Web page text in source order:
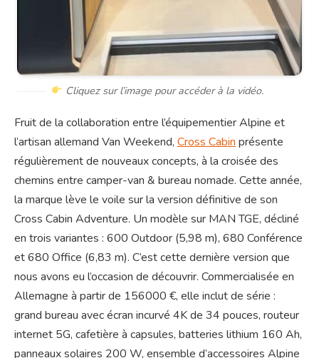
Cliquez sur l’image pour accéder à la vidéo.
Fruit de la collaboration entre l’équipementier Alpine et
l’artisan allemand Van Weekend, Cross Cabin présente
régulièrement de nouveaux concepts, à la croisée des
chemins entre camper-van & bureau nomade. Cette année,
la marque lève le voile sur la version définitive de son
Cross Cabin Adventure. Un modèle sur MAN TGE, décliné
en trois variantes : 600 Outdoor (5,98 m), 680 Conférence
et 680 Office (6,83 m). C’est cette dernière version que
nous avons eu l’occasion de découvrir. Commercialisée en
Allemagne à partir de 156000 €, elle inclut de série :
grand bureau avec écran incurvé 4K de 34 pouces, routeur
internet 5G, cafetière à capsules, batteries lithium 160 Ah,
panneaux solaires 200 W, ensemble d’accessoires Alpine